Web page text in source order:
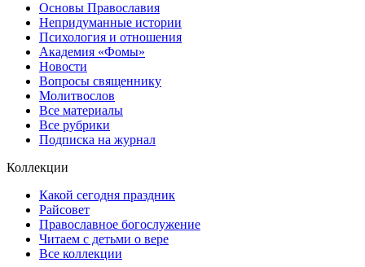
Основы Православия
Непридуманные истории
Психология и отношения
Академия «Фомы»
Новости
Вопросы священнику
Молитвослов
Все материалы
Все рубрики
Подписка на журнал
Коллекции
Какой сегодня праздник
Райсовет
Православное богослужение
Читаем с детьми о вере
Все коллекции